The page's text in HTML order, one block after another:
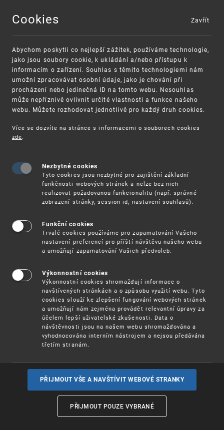
MENU
UPV
13. 6. – Hybridní seminář: WIPO
Knowledge Center – O WIPO a jeho
činnostech
2022 hybridní seminář O WIPO a jeho činnostech.
Seminář se bude zabývat nejnovějším vývojem v
známek a průmyslových vzorů spolu s genetickými
zdroji, tradičními znalostmi a tradičními
kulturními projevy.
Prezentace budou také zahrnovat alternativní
řešení sporů, duševní vlastnictví a podnikání,
statistiku, analýzu dat, ekonomický výzkum a
globální výzvy.
stránkách
WIPO.
Registrace
Cookies
Abychom poskytli co nejlepší zážitek, používáme technologie,
jako jsou soubory cookie, k ukládání a/nebo přístupu k
informacím o zařízení. Souhlas s těmito technologiemi nám
umožní zpracovávat osobní údaje, jako je chování při
procházení nebo jedinečná ID na tomto webu. Nesouhlas
může nepříznivě ovlivnit určité vlastnosti a funkce našeho
webu. Můžete rozhodovat jednotlivě pro každý druh cookies.
Více se dozvíte na stránce s informacemi o souborech cookies
zde.
Nezbytné cookies
Tyto cookies jsou nezbytné pro zajištění základní
funkčnosti webových stránek a nelze bez nich
realizovat požadovanou funkcionalitu (např. správné
zobrazení stránky, session id, nastavení souhlasů).
Funkční cookies
Trvalé cookies používáme pro zapamatování Vašeho
nastavení preferencí pro příští návštěvu našeho webu
a umožňují zapamatování Vašich předvoleb.
Výkonnostní cookies
Výkonnostní cookies shromažďují informace o
navštívených stránkách a o způsobu využití webu. Tyto
cookies slouží ke zlepšení fungování webových stránek
a umožňují nám zejména provádět relevantní úpravy za
účelem lepší uživatelské zkušenosti. Data o
návštěvnosti jsou na našem webu shromažďována a
vyhodnocována interním nástrojem a nejsou předávána
třetím stranám.
PŘIJMOUT VŠE A NAVŠTÍVIT WEBOVÉ STRANKY
PŘIJMOUT POUZE VYBRANÉ
Zavřít